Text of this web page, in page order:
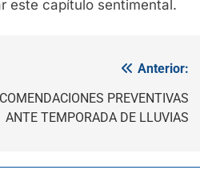
este capítulo sentimental.
Anterior:
PREVENTIVAS
ANTE TEMPORADA DE LLUVIAS